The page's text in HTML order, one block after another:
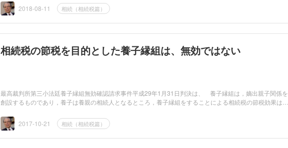
2018-08-11
相続（相続税篇）
相続税の節税を目的とした養子縁組は、無効ではない
最高裁判所第三小法廷養子縁組無効確認請求事件平成29年1月31日判決は、 養子縁組は，嫡出親子関係を
創設するものであり，養子は養親の相続人となるところ，養子縁組をすることによる相続税の節税効果は，
2017-10-21
相続（相続税篇）